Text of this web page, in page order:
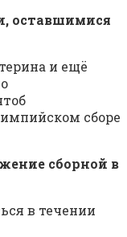
оставшимися
и ещё
сборе
сборной в
в течении